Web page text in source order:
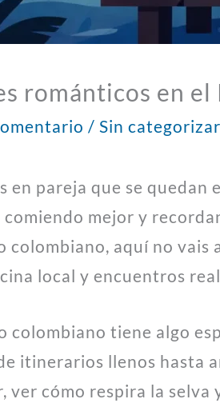
románticos en
/ Sin categorizar
en pareja que se quedan
comiendo mejor y
colombiano, aquí no vais
local y encuentros
colombiano tiene algo
itinerarios llenos hasta
ver cómo respira la